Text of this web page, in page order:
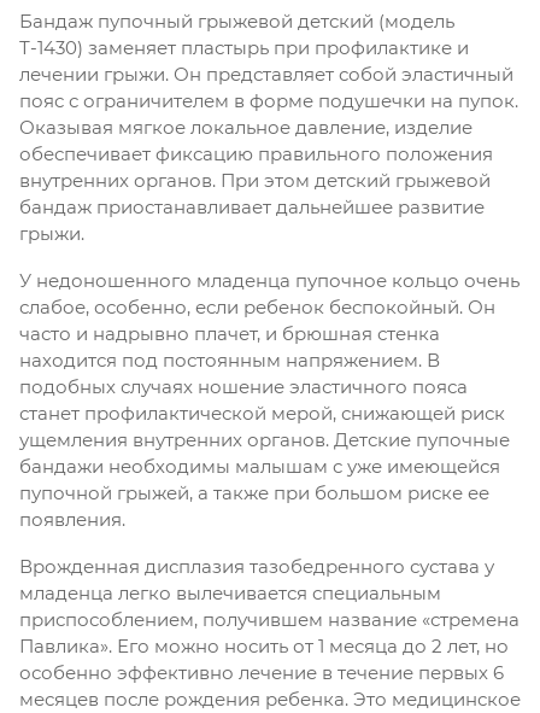
Бандаж пупочный грыжевой детский (модель
Т-1430) заменяет пластырь при профилактике и
лечении грыжи. Он представляет собой эластичный
пояс с ограничителем в форме подушечки на пупок.
Оказывая мягкое локальное давление, изделие
обеспечивает фиксацию правильного положения
внутренних органов. При этом детский грыжевой
бандаж приостанавливает дальнейшее развитие
грыжи.
У недоношенного младенца пупочное кольцо очень
слабое, особенно, если ребенок беспокойный. Он
часто и надрывно плачет, и брюшная стенка
находится под постоянным напряжением. В
подобных случаях ношение эластичного пояса
станет профилактической мерой, снижающей риск
ущемления внутренних органов. Детские пупочные
бандажи необходимы малышам с уже имеющейся
пупочной грыжей, а также при большом риске ее
появления.
Врожденная дисплазия тазобедренного сустава у
младенца легко вылечивается специальным
приспособлением, получившем название «стремена
Павлика». Его можно носить от 1 месяца до 2 лет, но
особенно эффективно лечение в течение первых 6
месяцев после рождения ребенка. Это медицинское